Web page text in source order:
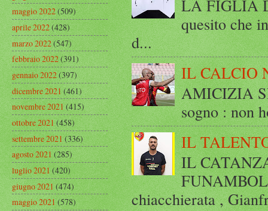
LA FIGLIA
quesito che
d...
IL CALCIO
AMICIZIA
sogno : non
IL
IL
chiacchierata ,
maggio 2022(509)
aprile 2022(428)
marzo 2022(547)
febbraio 2022(391)
gennaio 2022(397)
dicembre 2021(461)
novembre 2021(415)
ottobre 2021(458)
settembre 2021(336)
agosto 2021(285)
luglio 2021(420)
giugno 2021(474)
maggio 2021(578)